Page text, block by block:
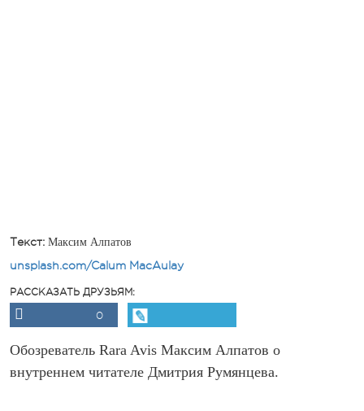
Текст: Максим Алпатов
unsplash.com/Calum MacAulay
РАССКАЗАТЬ ДРУЗЬЯМ:
0
Обозреватель Rara Avis Максим Алпатов о
внутреннем читателе Дмитрия Румянцева.